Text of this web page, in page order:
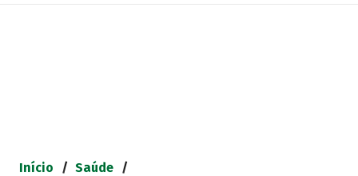
Início / Saúde /